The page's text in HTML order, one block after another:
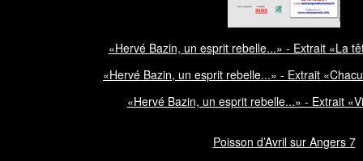
«Hervé Bazin, un esprit rebelle...» - Extrait «La
«Hervé Bazin, un esprit rebelle...» - Extrait
«Hervé Bazin, un esprit rebelle...» - Extrait
Poisson d’Avril sur Angers 7